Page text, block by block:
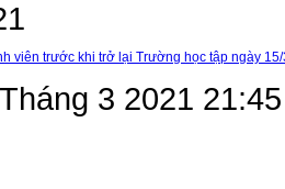
viên trước khi trở lại Trường học tập ngày
3 2021 21:45